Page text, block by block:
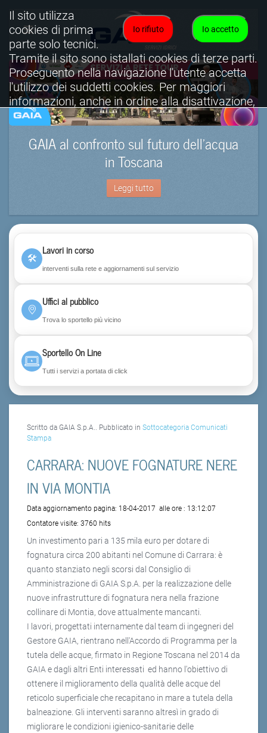
GAIA al confronto sul futuro dell’acqua
in Toscana
Leggi tutto
🛠
Lavori in corso
interventi sulla rete e aggiornamenti sul servizio
Uffici al pubblico
Trova lo sportello più vicino
Sportello On Line
Tutti i servizi a portata di click
Scritto da GAIA S.p.A.. Pubblicato in Sottocategoria Comunicati
Stampa
CARRARA: NUOVE FOGNATURE NERE
IN VIA MONTIA
Data aggiornamento pagina: 18-04-2017 alle ore : 13:12:07
Contatore visite: 3760 hits
Un investimento pari a 135 mila euro per dotare di
fognatura circa 200 abitanti nel Comune di Carrara: è
quanto stanziato negli scorsi dal Consiglio di
Amministrazione di GAIA S.p.A. per la realizzazione delle
nuove infrastrutture di fognatura nera nella frazione
collinare di Montia, dove attualmente mancanti.
I lavori, progettati internamente dal team di ingegneri del
Gestore GAIA, rientrano nell'Accordo di Programma per la
tutela delle acque, firmato in Regione Toscana nel 2014 da
GAIA e dagli altri Enti interessati ed hanno l'obiettivo di
ottenere il miglioramento della qualità delle acque del
reticolo superficiale che recapitano in mare a tutela della
balneazione. Gli interventi saranno altresì in grado di
migliorare le condizioni igienico-sanitarie delle
Io accetto
Io rifiuto
Il sito utilizza
cookies di prima
parte solo tecnici.
Tramite il sito sono istallati cookies di terze parti.
Proseguento nella navigazione l'utente accetta
l'utilizzo dei suddetti cookies. Per maggiori
informazioni, anche in ordine alla disattivazione,
è possibile consultare l'informativa cookies
completa.
Visualizza informativa completa.